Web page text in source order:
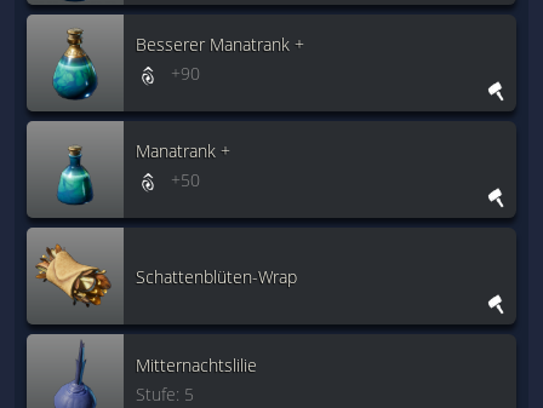
Besserer Manatrank +
+90
Manatrank +
+50
Schattenblüten-Wrap
Mitternachtslilie
Stufe: 5